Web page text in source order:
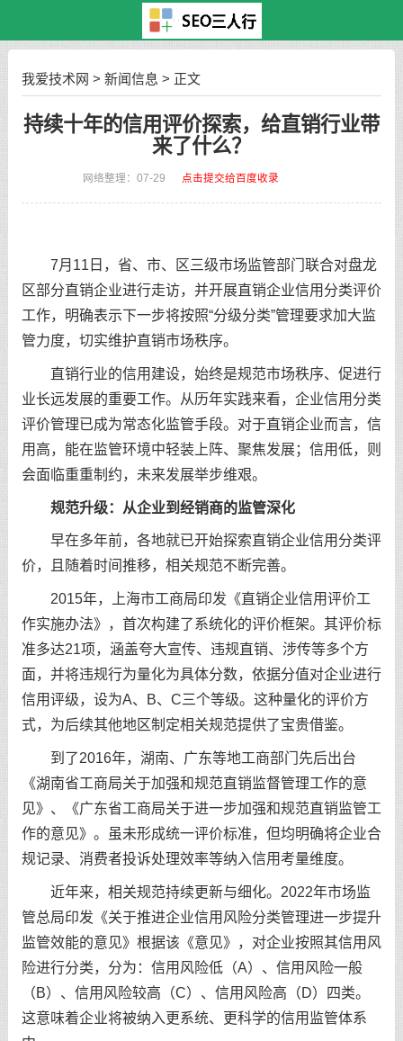
我爱技术网 > 新闻信息 > 正文
持续十年的信用评价探索，给直销行业带
来了什么？
网络整理：07-29 点击提交给百度收录
7月11日，省、市、区三级市场监管部门联合对盘龙
区部分直销企业进行走访，并开展直销企业信用分类评价
工作，明确表示下一步将按照“分级分类”管理要求加大监
管力度，切实维护直销市场秩序。
直销行业的信用建设，始终是规范市场秩序、促进行
业长远发展的重要工作。从历年实践来看，企业信用分类
评价管理已成为常态化监管手段。对于直销企业而言，信
用高，能在监管环境中轻装上阵、聚焦发展；信用低，则
会面临重重制约，未来发展举步维艰。
规范升级：从企业到经销商的监管深化
早在多年前，各地就已开始探索直销企业信用分类评
价，且随着时间推移，相关规范不断完善。
2015年，上海市工商局印发《直销企业信用评价工
作实施办法》，首次构建了系统化的评价框架。其评价标
准多达21项，涵盖夸大宣传、违规直销、涉传等多个方
面，并将违规行为量化为具体分数，依据分值对企业进行
信用评级，设为A、B、C三个等级。这种量化的评价方
式，为后续其他地区制定相关规范提供了宝贵借鉴。
到了2016年，湖南、广东等地工商部门先后出台
《湖南省工商局关于加强和规范直销监督管理工作的意
见》、《广东省工商局关于进一步加强和规范直销监管工
作的意见》。虽未形成统一评价标准，但均明确将企业合
规记录、消费者投诉处理效率等纳入信用考量维度。
近年来，相关规范持续更新与细化。2022年市场监
管总局印发《关于推进企业信用风险分类管理进一步提升
监管效能的意见》根据该《意见》，对企业按照其信用风
险进行分类，分为：信用风险低（A）、信用风险一般
（B）、信用风险较高（C）、信用风险高（D）四类。
这意味着企业将被纳入更系统、更科学的信用监管体系